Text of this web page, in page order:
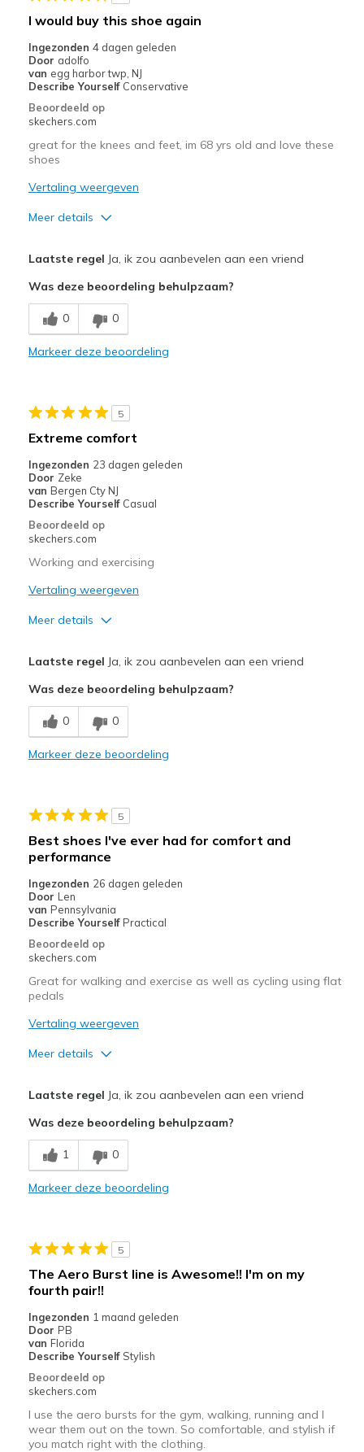
page
met
de
migratiegeschiedenis
van
page_id
bezoeken.
I would buy this shoe again
Ingezonden 4 dagen geleden
Door adolfo
van egg harbor twp, NJ
Describe Yourself Conservative
Beoordeeld op
skechers.com
great for the knees and feet, im 68 yrs old and love these
shoes
Vertaling weergeven
Meer details
Breathe Well
Comfortable
Going Out
Width
Sizing
Feels true to size
View On Shoes
Laatste regel Ja, ik zou aanbevelen aan een vriend
Was deze beoordeling behulpzaam?
0 0
Markeer deze beoordeling
5
Extreme comfort
Ingezonden 23 dagen geleden
Door Zeke
van Bergen Cty NJ
Describe Yourself Casual
Beoordeeld op
skechers.com
Working and exercising
Vertaling weergeven
Meer details
Beste toepassingen
Casual Wear
Laatste regel Ja, ik zou aanbevelen aan een vriend
Was deze beoordeling behulpzaam?
0 0
Markeer deze beoordeling
5
Best shoes I've ever had for comfort and
performance
Ingezonden 26 dagen geleden
Door Len
van Pennsylvania
Describe Yourself Practical
Beoordeeld op
skechers.com
Great for walking and exercise as well as cycling using flat
pedals
Vertaling weergeven
Meer details
Beste toepassingen
Casual Wear
Laatste regel Ja, ik zou aanbevelen aan een vriend
Was deze beoordeling behulpzaam?
1 0
Markeer deze beoordeling
5
The Aero Burst line is Awesome!! I'm on my
fourth pair!!
Ingezonden 1 maand geleden
Door PB
van Florida
Describe Yourself Stylish
Beoordeeld op
skechers.com
I use the aero bursts for the gym, walking, running and I
wear them out on the town. So comfortable, and stylish if
you match right with the clothing.